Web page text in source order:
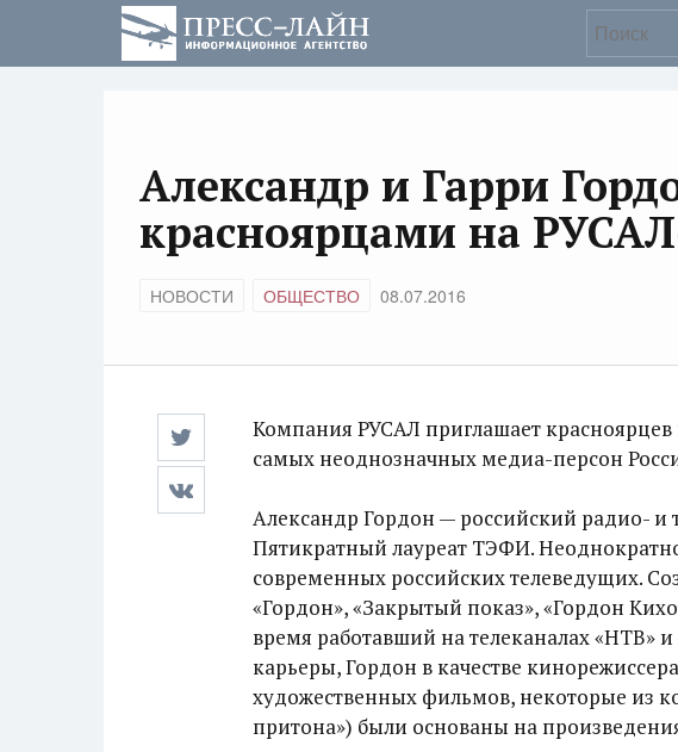
Александр и Гарри
красноярцами на
НОВОСТИ ОБЩЕСТВО 08.07.2016
Компания РУСАЛ приглашает красноярцев
самых неоднозначных медиа-персон
Александр Гордон — российский радио- и
Пятикратный лауреат ТЭФИ.
современных российских телеведущих.
«Гордон», «Закрытый показ», «Гордон
время работавший на телеканалах «НТВ»
карьеры, Гордон в качестве
художественных фильмов, некоторые из
притона») были основаны на